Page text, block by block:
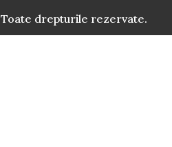
drepturile rezervate.